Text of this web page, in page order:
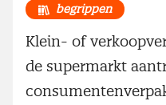
begrippen
Klein- of
de supermarkt